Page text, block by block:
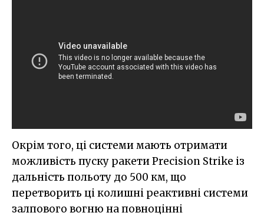
Окрім того, ці системи мають отримати
можливість пуску ракети Precision Strike із
дальність польоту до 500 км, що
перетворить ці колишні реактивні системи
залпового вогню на повноцінні